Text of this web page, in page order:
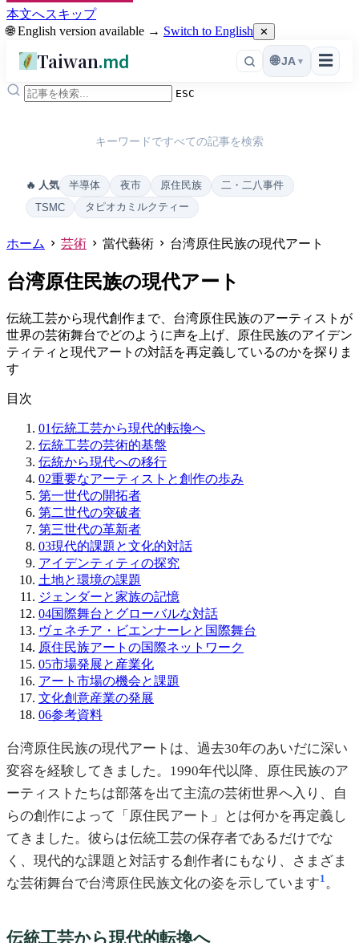
本文へスキップ
🌐 English version available → Switch to English ✕
Taiwan.md ☰
🌐 JA ▾
ESC
キーワードですべての記事を検索
🔥 人気 半導体 夜市 原住民族
二・二八事件
TSMC
タピオカミルクティー
ホーム 芸術 當代藝術 台湾原住民族の現代アート
台湾原住民族の現代アート
伝統工芸から現代創作まで、台湾原住民族のアーティストが
世界の芸術舞台でどのように声を上げ、原住民族のアイデン
ティティと現代アートの対話を再定義しているのかを探りま
す
目次
01伝統工芸から現代的転換へ
伝統工芸の芸術的基盤
伝統から現代への移行
02重要なアーティストと創作の歩み
第一世代の開拓者
第二世代の突破者
第三世代の革新者
03現代的課題と文化的対話
アイデンティティの探究
土地と環境の課題
ジェンダーと家族の記憶
04国際舞台とグローバルな対話
ヴェネチア・ビエンナーレと国際舞台
原住民族アートの国際ネットワーク
05市場発展と産業化
アート市場の機会と課題
文化創意産業の発展
06参考資料
台湾原住民族の現代アートは、過去30年のあいだに深い
変容を経験してきました。1990年代以降、原住民族のア
ーティストたちは部落を出て主流の芸術世界へ入り、自
らの創作によって「原住民アート」とは何かを再定義し
てきました。彼らは伝統工芸の保存者であるだけでな
く、現代的な課題と対話する創作者にもなり、さまざま
な芸術舞台で台湾原住民族文化の姿を示しています1。
伝統工芸から現代的転換へ